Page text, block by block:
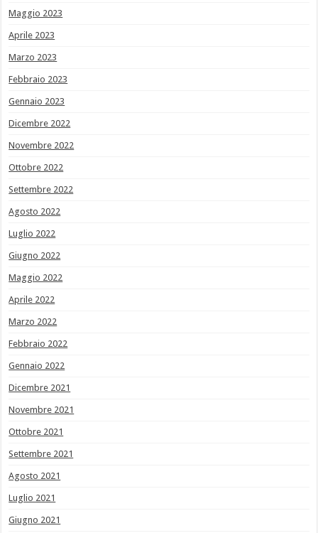
Maggio 2023
Aprile 2023
Marzo 2023
Febbraio 2023
Gennaio 2023
Dicembre 2022
Novembre 2022
Ottobre 2022
Settembre 2022
Agosto 2022
Luglio 2022
Giugno 2022
Maggio 2022
Aprile 2022
Marzo 2022
Febbraio 2022
Gennaio 2022
Dicembre 2021
Novembre 2021
Ottobre 2021
Settembre 2021
Agosto 2021
Luglio 2021
Giugno 2021